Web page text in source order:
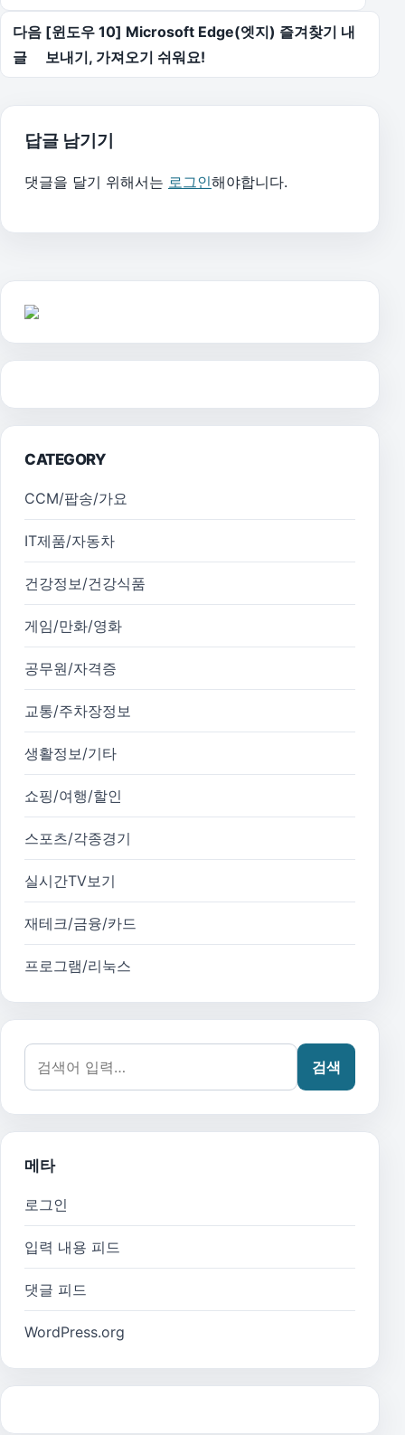
다음
글
[윈도우 10] Microsoft Edge(엣지) 즐겨찾기 내
보내기, 가져오기 쉬워요!
답글 남기기
댓글을 달기 위해서는 로그인해야합니다.
CATEGORY
CCM/팝송/가요
IT제품/자동차
건강정보/건강식품
게임/만화/영화
공무원/자격증
교통/주차장정보
생활정보/기타
쇼핑/여행/할인
스포츠/각종경기
실시간TV보기
재테크/금융/카드
프로그램/리눅스
검색어:
검색
메타
로그인
입력 내용 피드
댓글 피드
WordPress.org